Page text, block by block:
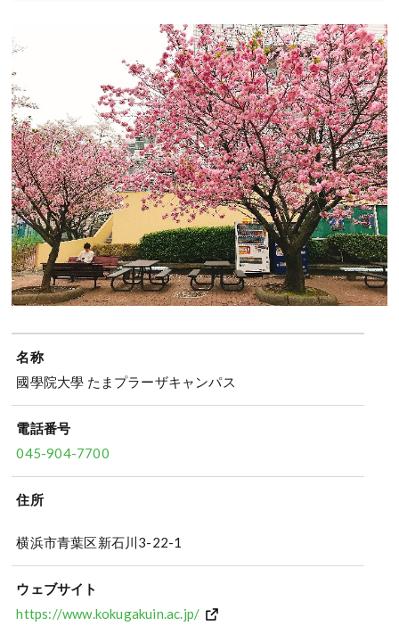
名称
國學院大學 たまプラーザキャンパス
電話番号
045-904-7700
住所
横浜市青葉区新石川3-22-1
ウェブサイト
https://www.kokugakuin.ac.jp/